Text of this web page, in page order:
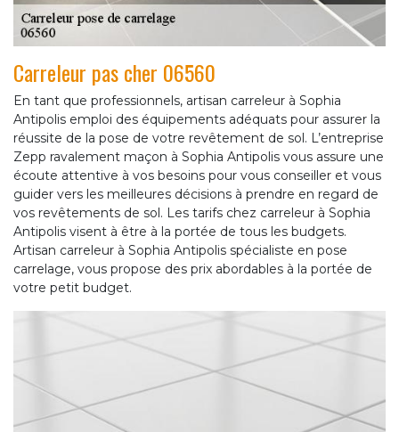
Carreleur pas cher 06560
En tant que professionnels, artisan carreleur à Sophia
Antipolis emploi des équipements adéquats pour assurer la
réussite de la pose de votre revêtement de sol. L’entreprise
Zepp ravalement maçon à Sophia Antipolis vous assure une
écoute attentive à vos besoins pour vous conseiller et vous
guider vers les meilleures décisions à prendre en regard de
vos revêtements de sol. Les tarifs chez carreleur à Sophia
Antipolis visent à être à la portée de tous les budgets.
Artisan carreleur à Sophia Antipolis spécialiste en pose
carrelage, vous propose des prix abordables à la portée de
votre petit budget.